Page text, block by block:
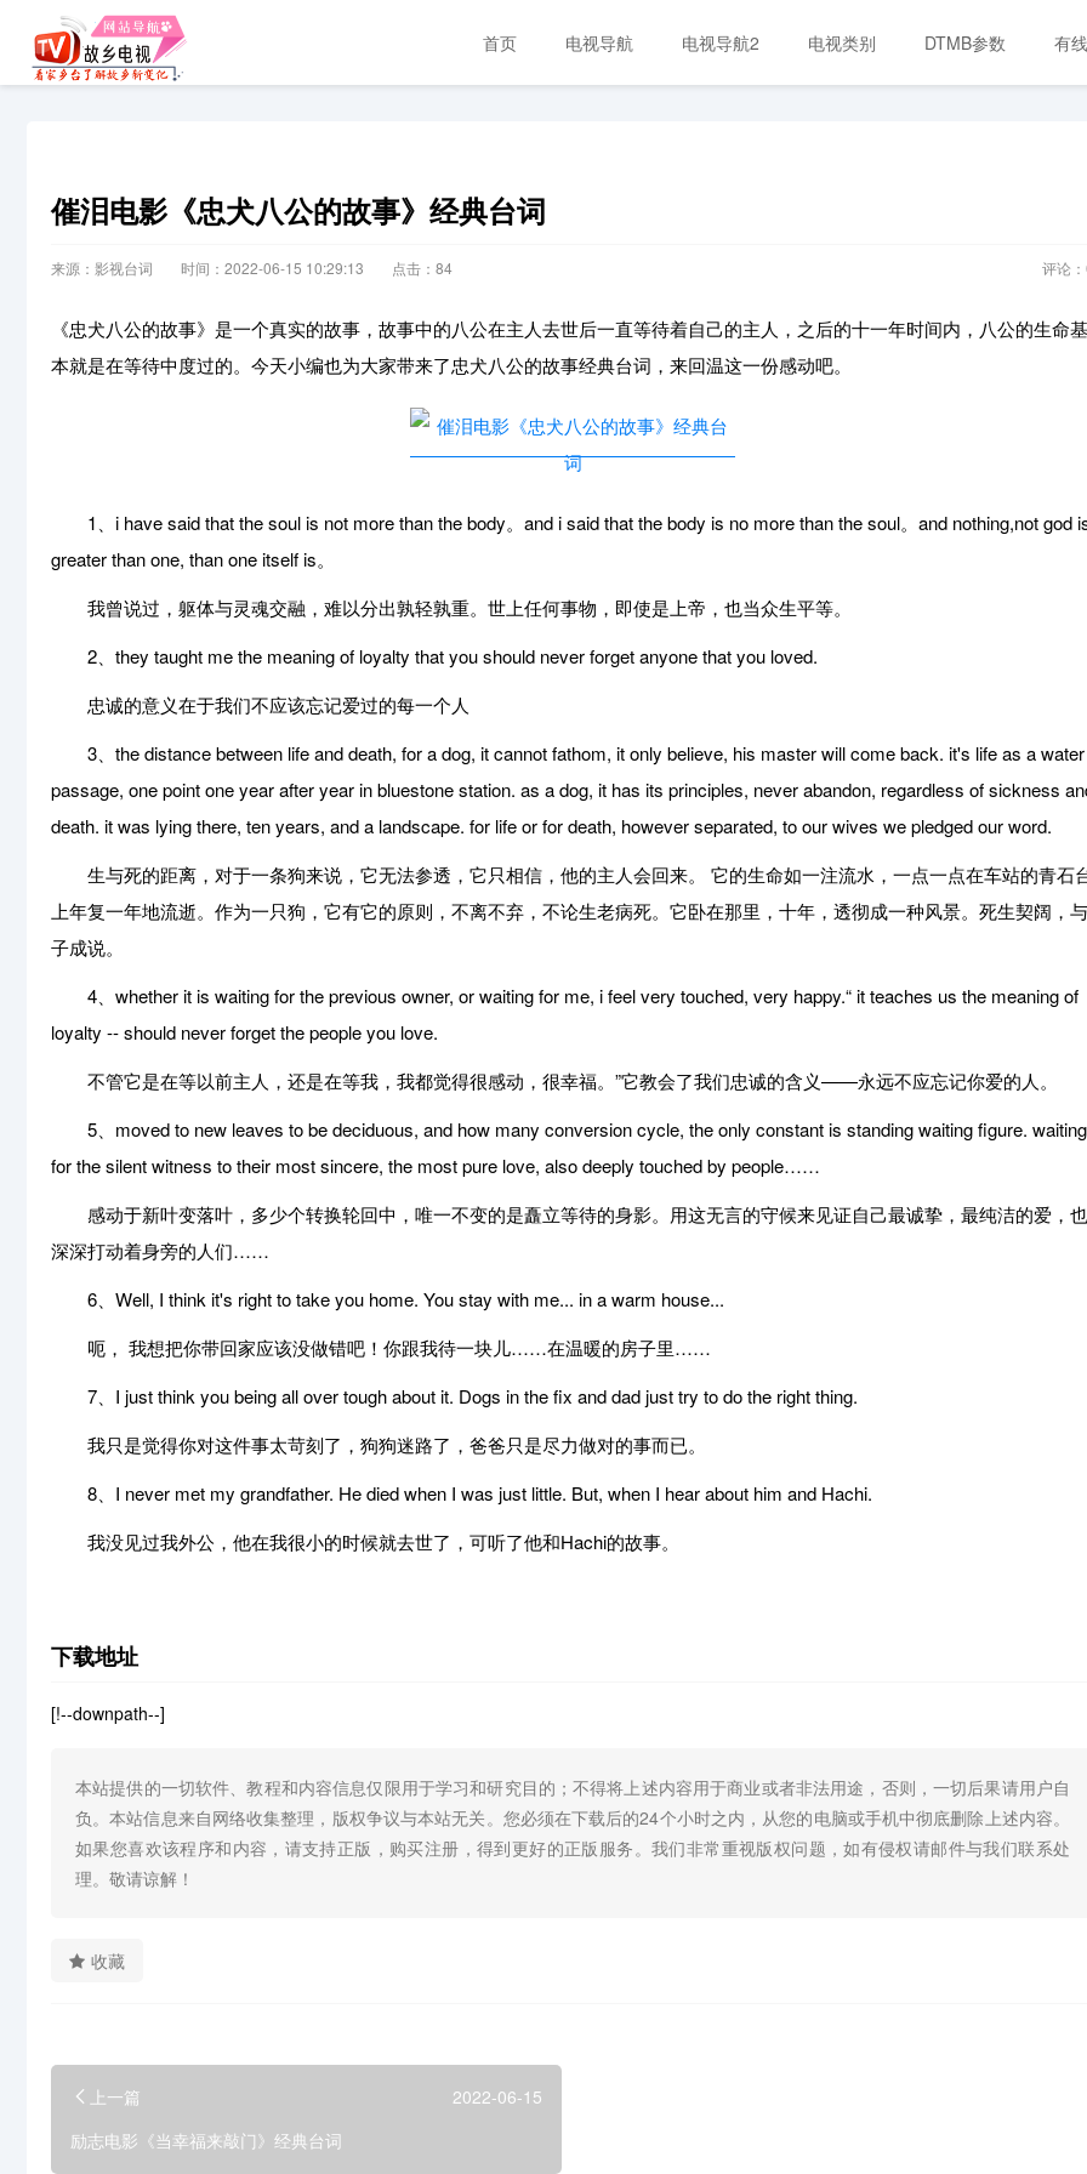
首页 电视导航 电视导航2 电视类别 DTMB参数 有
催泪电影《忠犬八公的故事》经典台词
来源：影视台词 时间：2022-06-15 10:29:13 点击： 84 评论：
《忠犬八公的故事》是一个真实的故事，故事中的八公在主人去世后一直等待着自己的主人，之后的十一年时间内，八公的生命基
本就是在等待中度过的。今天小编也为大家带来了忠犬八公的故事经典台词，来回温这一份感动吧。
1、i have said that the soul is not more than the body。and i said that the body is no more than the soul。and nothing,not god
greater than one, than one itself is。
我曾说过，躯体与灵魂交融，难以分出孰轻孰重。世上任何事物，即使是上帝，也当众生平等。
2、they taught me the meaning of loyalty that you should never forget anyone that you loved.
忠诚的意义在于我们不应该忘记爱过的每一个人
3、the distance between life and death, for a dog, it cannot fathom, it only believe, his master will come back. it's life as a water
passage, one point one year after year in bluestone station. as a dog, it has its principles, never abandon, regardless of sickness
death. it was lying there, ten years, and a landscape. for life or for death, however separated, to our wives we pledged our word.
生与死的距离，对于一条狗来说，它无法参透，它只相信，他的主人会回来。 它的生命如一注流水，一点一点在车站的青石
上年复一年地流逝。作为一只狗，它有它的原则，不离不弃，不论生老病死。它卧在那里，十年，透彻成一种风景。死生契阔，与
子成说。
4、whether it is waiting for the previous owner, or waiting for me, i feel very touched, very happy.“ it teaches us the meaning of
loyalty -- should never forget the people you love.
不管它是在等以前主人，还是在等我，我都觉得很感动，很幸福。”它教会了我们忠诚的含义——永远不应忘记你爱的人。
5、moved to new leaves to be deciduous, and how many conversion cycle, the only constant is standing waiting figure. waiting
for the silent witness to their most sincere, the most pure love, also deeply touched by people……
感动于新叶变落叶，多少个转换轮回中，唯一不变的是矗立等待的身影。用这无言的守候来见证自己最诚挚，最纯洁的爱，也
深深打动着身旁的人们……
6、Well, I think it's right to take you home. You stay with me... in a warm house...
呃， 我想把你带回家应该没做错吧！你跟我待一块儿……在温暖的房子里……
7、I just think you being all over tough about it. Dogs in the fix and dad just try to do the right thing.
我只是觉得你对这件事太苛刻了，狗狗迷路了，爸爸只是尽力做对的事而已。
8、I never met my grandfather. He died when I was just little. But, when I hear about him and Hachi.
我没见过我外公，他在我很小的时候就去世了，可听了他和Hachi的故事。
下载地址
[!--downpath--]
本站提供的一切软件、教程和内容信息仅限用于学习和研究目的；不得将上述内容用于商业或者非法用途，否则，一切后果请用户自
负。本站信息来自网络收集整理，版权争议与本站无关。您必须在下载后的24个小时之内，从您的电脑或手机中彻底删除上述内容。
如果您喜欢该程序和内容，请支持正版，购买注册，得到更好的正版服务。我们非常重视版权问题，如有侵权请邮件与我们联系处
理。敬请谅解！
收藏
上一篇
2022-06-15
励志电影《当幸福来敲门》经典台词